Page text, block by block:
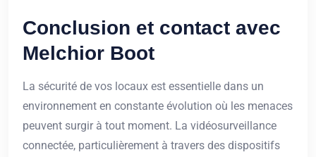
Conclusion et contact avec
Melchior Boot
La sécurité de vos locaux est essentielle dans un
environnement en constante évolution où les menaces
peuvent surgir à tout moment. La vidéosurveillance
connectée, particulièrement à travers des dispositifs